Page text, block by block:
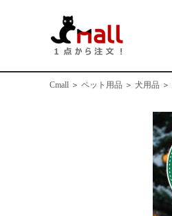
Cmall ＞ ペット用品 ＞ 犬用品 ＞